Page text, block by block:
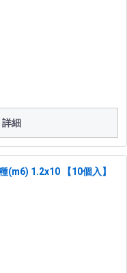
詳細
(m6) 1.2x10 【10個入】